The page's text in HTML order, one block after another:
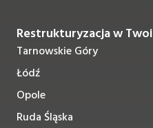
Restrukturyzacja w
Tarnowskie Góry
Łódź
Opole
Ruda Śląska